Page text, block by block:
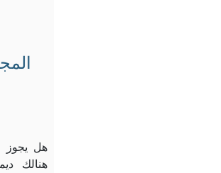
هل يجوز
هنالك